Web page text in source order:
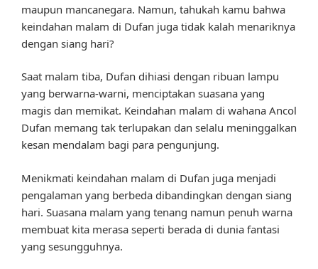
maupun mancanegara. Namun, tahukah kamu bahwa
keindahan malam di Dufan juga tidak kalah menariknya
dengan siang hari?
Saat malam tiba, Dufan dihiasi dengan ribuan lampu
yang berwarna-warni, menciptakan suasana yang
magis dan memikat. Keindahan malam di wahana Ancol
Dufan memang tak terlupakan dan selalu meninggalkan
kesan mendalam bagi para pengunjung.
Menikmati keindahan malam di Dufan juga menjadi
pengalaman yang berbeda dibandingkan dengan siang
hari. Suasana malam yang tenang namun penuh warna
membuat kita merasa seperti berada di dunia fantasi
yang sesungguhnya.